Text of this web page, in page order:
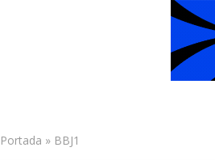
Portada » BBJ1